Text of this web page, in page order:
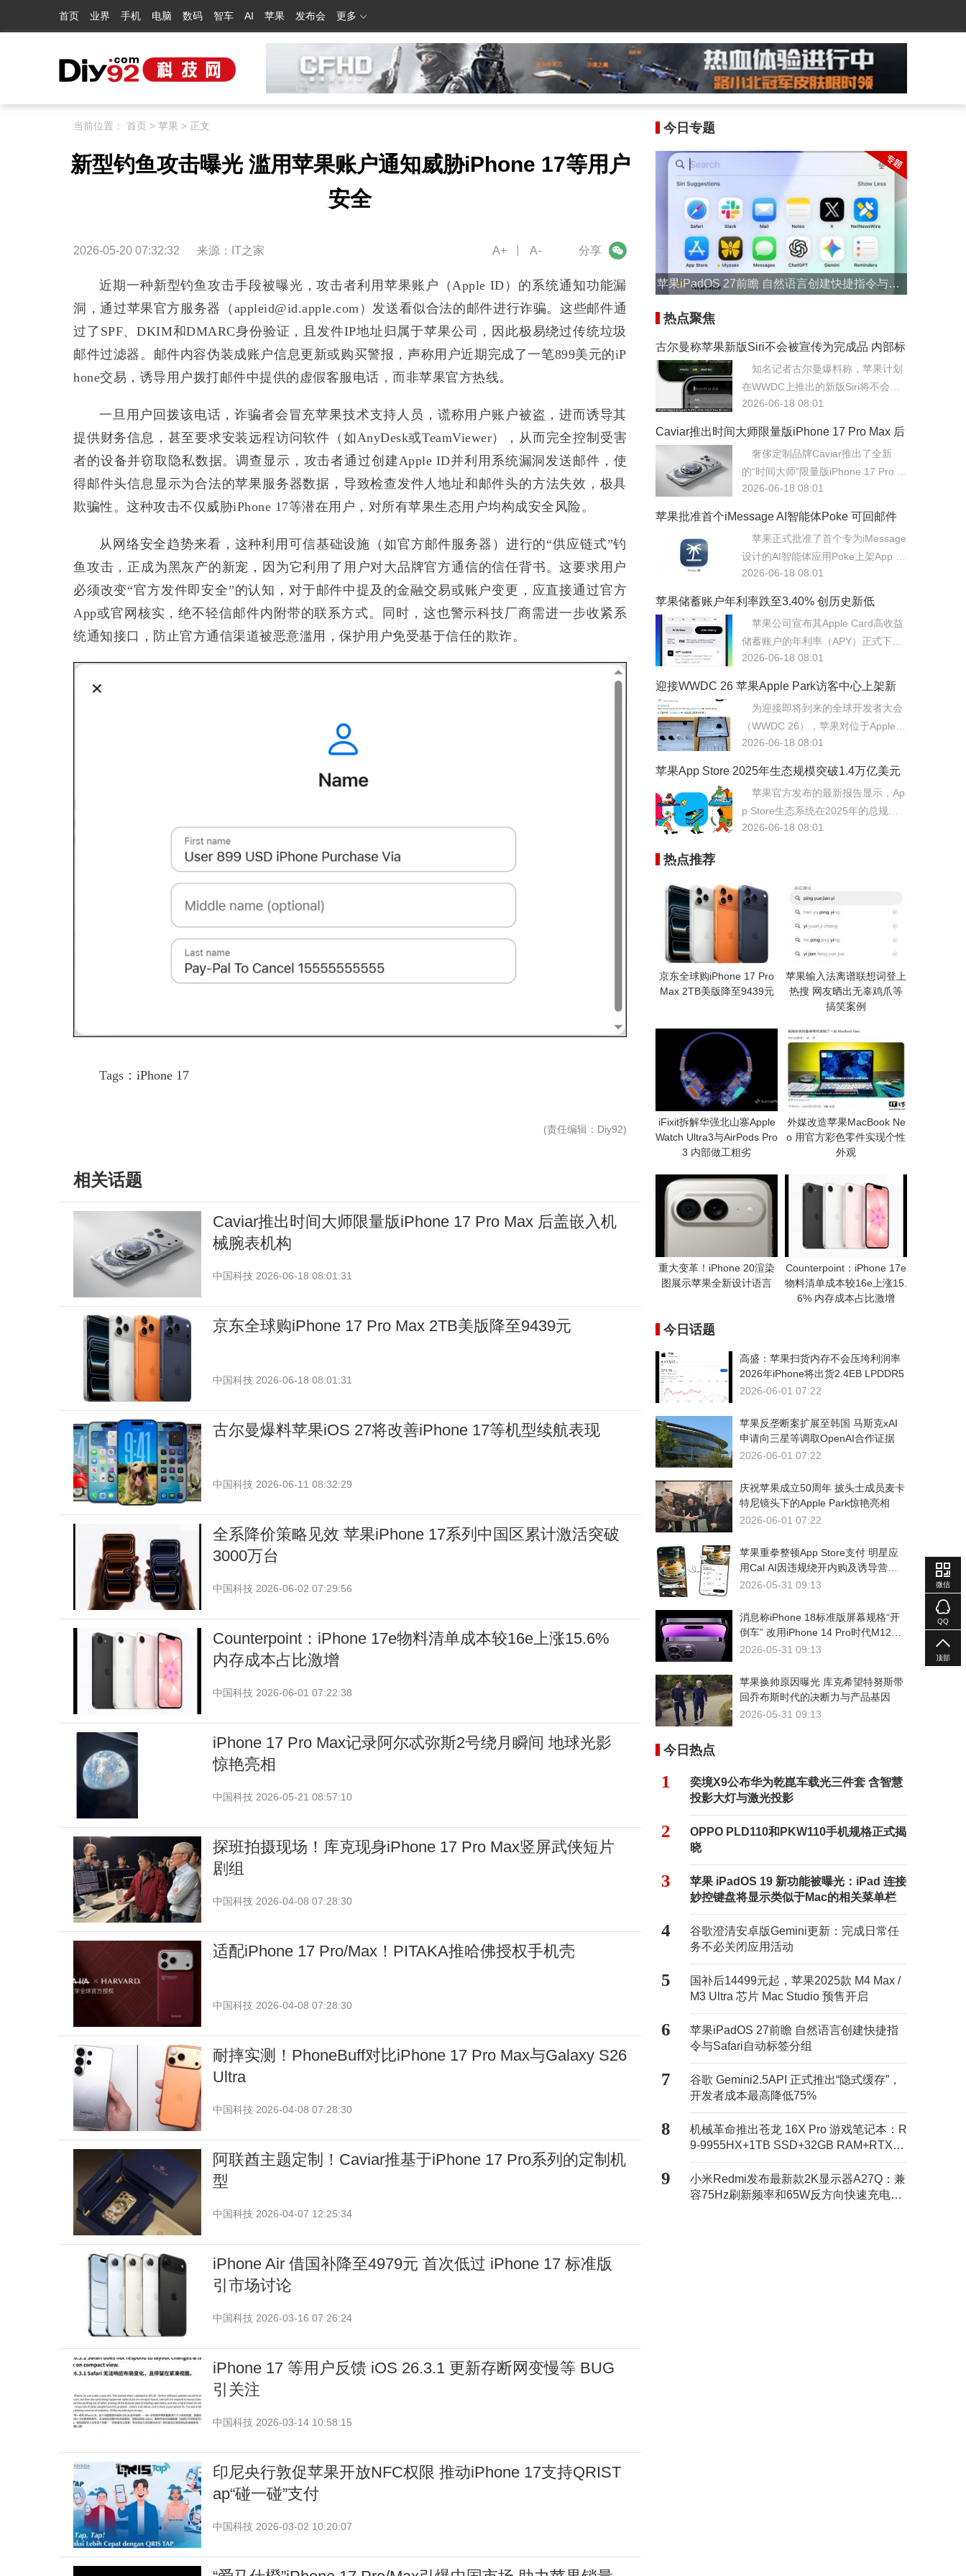
首页 业界 手机 电脑 数码 智车 AI 苹果 发布会 更多
当前位置： 首页 > 苹果 > 正文
新型钓鱼攻击曝光 滥用苹果账户通知威胁iPhone 17等用户
安全
2026-05-20 07:32:32 来源： IT之家 分享
微信
A+ A-
近期一种新型钓鱼攻击手段被曝光，攻击者利用苹果账户（Apple ID）的系统通知功能漏
洞，通过苹果官方服务器（appleid@id.apple.com）发送看似合法的邮件进行诈骗。这些邮件通
过了SPF、DKIM和DMARC身份验证，且发件IP地址归属于苹果公司，因此极易绕过传统垃圾
邮件过滤器。邮件内容伪装成账户信息更新或购买警报，声称用户近期完成了一笔899美元的iP
hone交易，诱导用户拨打邮件中提供的虚假客服电话，而非苹果官方热线。
一旦用户回拨该电话，诈骗者会冒充苹果技术支持人员，谎称用户账户被盗，进而诱导其
提供财务信息，甚至要求安装远程访问软件（如AnyDesk或TeamViewer），从而完全控制受害
者的设备并窃取隐私数据。调查显示，攻击者通过创建Apple ID并利用系统漏洞发送邮件，使
得邮件头信息显示为合法的苹果服务器数据，导致检查发件人地址和邮件头的方法失效，极具
欺骗性。这种攻击不仅威胁iPhone 17等潜在用户，对所有苹果生态用户均构成安全风险。
从网络安全趋势来看，这种利用可信基础设施（如官方邮件服务器）进行的“供应链式”钓
鱼攻击，正成为黑灰产的新宠，因为它利用了用户对大品牌官方通信的信任背书。这要求用户
必须改变“官方发件即安全”的认知，对于邮件中提及的金融交易或账户变更，应直接通过官方
App或官网核实，绝不轻信邮件内附带的联系方式。同时，这也警示科技厂商需进一步收紧系
统通知接口，防止官方通信渠道被恶意滥用，保护用户免受基于信任的欺诈。
Tags： iPhone 17
(责任编辑 ：Diy92)
相关话题
Caviar推出时间大师限量版iPhone 17 Pro Max 后盖嵌入机
械腕表机构
中国科技 2026-06-18 08:01:31
京东全球购iPhone 17 Pro Max 2TB美版降至9439元
中国科技 2026-06-18 08:01:31
古尔曼爆料苹果iOS 27将改善iPhone 17等机型续航表现
中国科技 2026-06-11 08:32:29
全系降价策略见效 苹果iPhone 17系列中国区累计激活突破
3000万台
中国科技 2026-06-02 07:29:56
Counterpoint：iPhone 17e物料清单成本较16e上涨15.6%
内存成本占比激增
中国科技 2026-06-01 07:22:38
iPhone 17 Pro Max记录阿尔忒弥斯2号绕月瞬间 地球光影
惊艳亮相
中国科技 2026-05-21 08:57:10
探班拍摄现场！库克现身iPhone 17 Pro Max竖屏武侠短片
剧组
中国科技 2026-04-08 07:28:30
适配iPhone 17 Pro/Max！PITAKA推哈佛授权手机壳
中国科技 2026-04-08 07:28:30
耐摔实测！PhoneBuff对比iPhone 17 Pro Max与Galaxy S26
Ultra
中国科技 2026-04-08 07:28:30
阿联酋主题定制！Caviar推基于iPhone 17 Pro系列的定制机
型
中国科技 2026-04-07 12:25:34
iPhone Air 借国补降至4979元 首次低过 iPhone 17 标准版
引市场讨论
中国科技 2026-03-16 07:26:24
iPhone 17 等用户反馈 iOS 26.3.1 更新存断网变慢等 BUG
引关注
中国科技 2026-03-14 10:58:15
印尼央行敦促苹果开放NFC权限 推动iPhone 17支持QRIST
ap“碰一碰”支付
中国科技 2026-03-02 10:20:07
今日专题
苹果iPadOS 27前瞻 自然语言创建快捷指令与Saf
热点聚焦
古尔曼称苹果新版Siri不会被宣传为完成品 内部标
记为Beta版
知名记者古尔曼爆料称，苹果计划
在WWDC上推出的新版Siri将不会被
宣传为正式完成品，而是作为Beta测
新版Siri底层架构的复杂性，苹果担心
其稳定性与响应速度无法达到过往产
品的严苛标准。
2026-06-18 08:01
Caviar推出时间大师限量版iPhone 17 Pro Max 后
盖嵌入机械腕表机构
奢侈定制品牌Caviar推出了全新
的“时间大师”限量版iPhone 17 Pro M
ax，该机型最大的亮点在于后盖创新
2026-06-18 08:01
苹果批准首个iMessage AI智能体Poke 可回邮件
苹果正式批准了首个专为iMessage
设计的AI智能体应用Poke上架App St
ore，该应用能够直接在iMessage对
管理等复杂任务。
2026-06-18 08:01
苹果储蓄账户年利率跌至3.40% 创历史新低
苹果公司宣布其Apple Card高收益
储蓄账户的年利率（APY）正式下调
至3.40%，创下该产品自推出以来的
储货币政策及美国国债收益率持续走
低的影响，反映了当前宏观经济环境
的变化。
2026-06-18 08:01
迎接WWDC 26 苹果Apple Park访客中心上架新
周边
为迎接即将到来的全球开发者大会
（WWDC 26），苹果对位于Apple P
ark的访客中心进行了特别布置，上架
2026-06-18 08:01
苹果App Store 2025年生态规模突破1.4万亿美元
四成头部应用已支持AI
苹果官方发布的最新报告显示，Ap
p Store生态系统在2025年的总规模
已突破1.4万亿美元大关，其中超过四
2026-06-18 08:01
热点推荐
京东全球购iPhone 17 Pro
Max 2TB美版降至9439元
苹果输入法离谱联想词登上
热搜 网友晒出无辜鸡爪等
搞笑案例
iFixit拆解华强北山寨Apple
Watch Ultra3与AirPods Pro
3 内部做工粗劣
外媒改造苹果MacBook Ne
o 用官方彩色零件实现个性
外观
重大变革！iPhone 20渲染
图展示苹果全新设计语言
Counterpoint：iPhone 17e
物料清单成本较16e上涨15.
6% 内存成本占比激增
今日话题
高盛：苹果扫货内存不会压垮利润率
2026年iPhone将出货2.4EB LPDDR5
2026-06-01 07:22
苹果反垄断案扩展至韩国 马斯克xAI
申请向三星等调取OpenAI合作证据
2026-06-01 07:22
庆祝苹果成立50周年 披头士成员麦卡
特尼镜头下的Apple Park惊艳亮相
2026-06-01 07:22
苹果重拳整顿App Store支付 明星应
用Cal AI因违规绕开内购及诱导营销
被下架
2026-05-31 09:13
消息称iPhone 18标准版屏幕规格“开
倒车” 改用iPhone 14 Pro时代M12发
光基材
2026-05-31 09:13
苹果换帅原因曝光 库克希望特努斯带
回乔布斯时代的决断力与产品基因
2026-05-31 09:13
今日热点
1
奕境X9公布华为乾崑车载光三件套 含智慧
投影大灯与激光投影
2
OPPO PLD110和PKW110手机规格正式揭
晓
3
苹果 iPadOS 19 新功能被曝光：iPad 连接
妙控键盘将显示类似于Mac的相关菜单栏
4
谷歌澄清安卓版Gemini更新：完成日常任
务不必关闭应用活动
5
国补后14499元起，苹果2025款 M4 Max /
M3 Ultra 芯片 Mac Studio 预售开启
6
苹果iPadOS 27前瞻 自然语言创建快捷指
令与Safari自动标签分组
7
谷歌 Gemini2.5API 正式推出“隐式缓存”，
开发者成本最高降低75%
8
机械革命推出苍龙 16X Pro 游戏笔记本：R
9-9955HX+1TB SSD+32GB RAM+RTX50
70Ti售11499元
9
小米Redmi发布最新款2K显示器A27Q：兼
容75Hz刷新频率和65W反方向快速充电，
微信
QQ
顶部